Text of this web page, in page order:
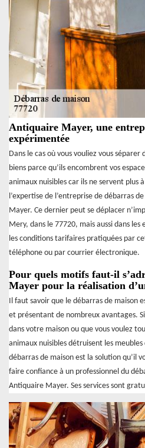
Antiquaire Mayer, une
expérimentée
Dans le cas où vous vouliez vous
biens parce qu’ils encombrent vos
animaux nuisibles car ils ne servent plus
l’expertise de l’entreprise de débarras
Mayer. Ce dernier peut se déplacer
Mery, dans le 77720, mais aussi dans
les conditions tarifaires pratiquées par
téléphone ou par courrier électronique.
Pour quels motifs faut-il
Mayer pour la réalisation
Il faut savoir que le débarras de maison
et présentant de nombreux avantages.
dans votre maison ou que vous voulez
animaux nuisibles détruisent les meubles
débarras de maison est la solution qu’il
faire confiance à un professionnel du
Antiquaire Mayer. Ses services sont